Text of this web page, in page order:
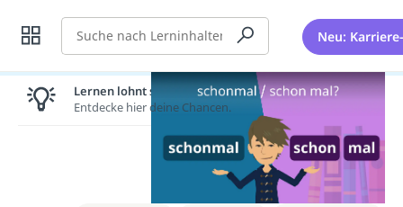
Suche Neu:
Lernen lohnt sich!
Entdecke hier deine Chancen.